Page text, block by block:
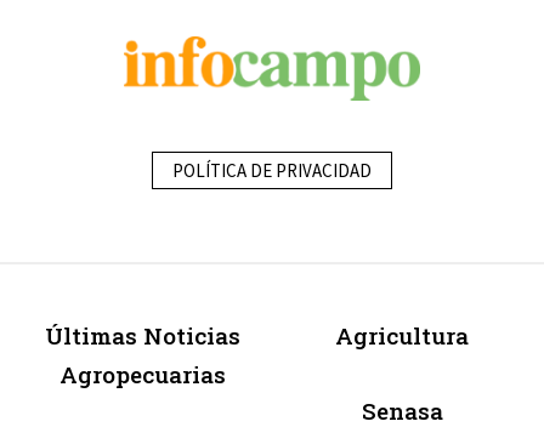
POLÍTICA DE PRIVACIDAD
Últimas Noticias
Agropecuarias
Agricultura
Senasa